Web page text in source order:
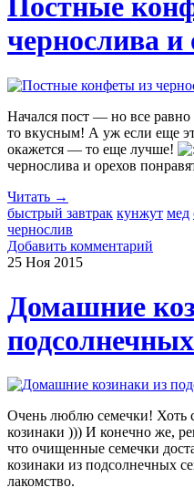
чернослива и
Начался пост — но все равно
то вкусным! А уж если еще
окажется — то еще лучше!
чернослива и орехов
Читать →
быстрый завтрак кунжут мед
чернослив
Добавить комментарий
25 Ноя 2015
Домашние
Очень люблю семечки! Хоть
козинаки ))) И конечно же,
что очищенные семечки
козинаки из подсолнечных
лакомство.